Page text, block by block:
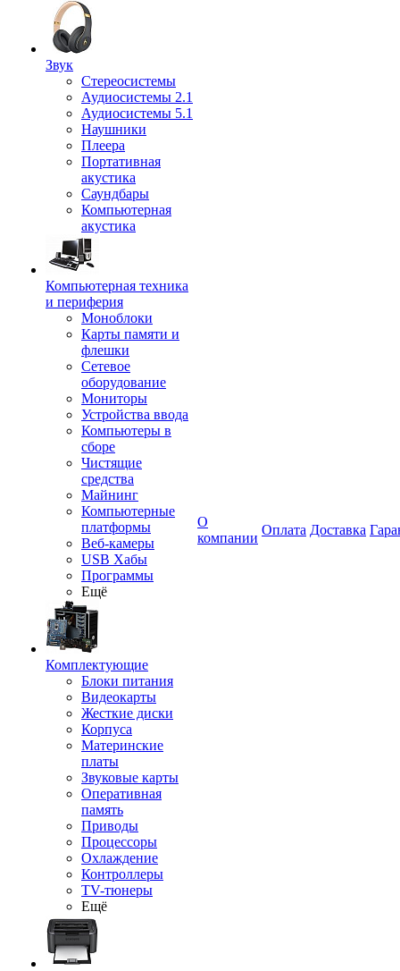
Звук
Стереосистемы
Аудиосистемы 2.1
Аудиосистемы 5.1
Наушники
Плеера
Портативная
акустика
Саундбары
Компьютерная
акустика
Компьютерная техника
и периферия
Моноблоки
Карты памяти и
флешки
Сетевое
оборудование
Мониторы
Устройства ввода
Компьютеры в
сборе
Чистящие
средства
Майнинг
Компьютерные
платформы
Веб-камеры
USB Хабы
Программы
Ещё
Комплектующие
Блоки питания
Видеокарты
Жесткие диски
Корпуса
Материнские
платы
Звуковые карты
Оперативная
память
Приводы
Процессоры
Охлаждение
Контроллеры
TV-тюнеры
Ещё
О
компании
Оплата Доставка